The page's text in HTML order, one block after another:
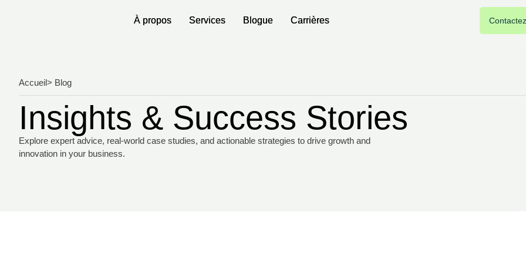
À propos Services Blogue Carrières
À propos Services Blogue Carrières
Accueil> Blog
Insights & Success Stories
Explore expert advice, real-world case studies, and actionable strategies to drive growth and
innovation in your business.